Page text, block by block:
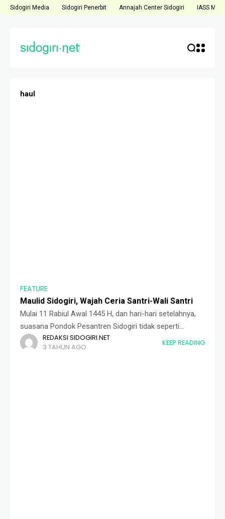
Sidogiri Media Sidogiri Penerbit Annajah Center Sidogiri IASS
haul
FEATURE
Maulid Sidogiri, Wajah Ceria Santri-Wali Santri
Mulai 11 Rabiul Awal 1445 H, dan hari-hari setelahnya,
suasana Pondok Pesantren Sidogiri tidak seperti
biasanya. Terlihat lengang. Pemandangan riuh hilir mudik
santri menenteng kitab kesana-kemari, jejal memenuhi
REDAKSI SIDOGIRI.NET
3 TAHUN AGO
KEEP READING